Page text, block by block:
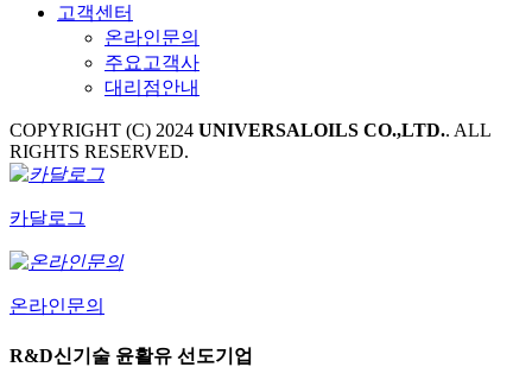
고객센터
온라인문의
주요고객사
대리점안내
COPYRIGHT (C) 2024 UNIVERSALOILS CO.,LTD.. ALL
RIGHTS RESERVED.
카달로그
온라인문의
R&D신기술 윤활유 선도기업